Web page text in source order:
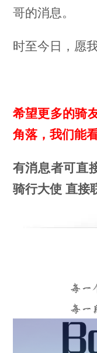
哥的消息。
时至今日，愿
希望更多的骑
角落，我们能
有消息者可直
骑行大使直接